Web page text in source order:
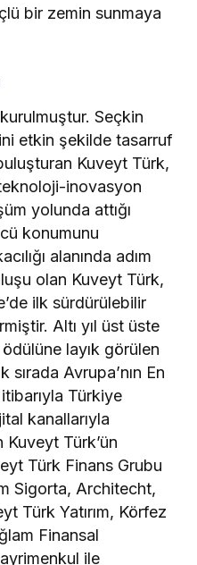
bir zemin sunmaya
Seçkin
etkin şekilde tasarruf
Kuveyt Türk,
inovasyon
yolunda attığı
konumunu
alanında adım
olan Kuveyt Türk,
ilk sürdürülebilir
Altı yıl üst üste
layık görülen
sırada Avrupa’nın En
Türkiye
kanallarıyla
Türk’ün
Türk Finans Grubu
Sigorta, Architecht,
Türk Yatırım, Körfez
Finansal
ile